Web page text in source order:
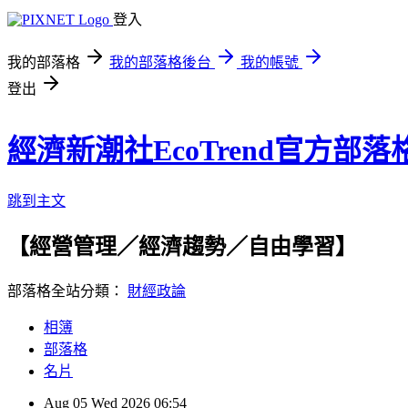
登入
我的部落格 我的部落格後台
我的帳號
登出
經濟新潮社EcoTrend官方部落
跳到主文
【經營管理／經濟趨勢／自由學習】
部落格全站分類： 財經政論
相簿
部落格
名片
Aug 05 Wed 2026 06:54